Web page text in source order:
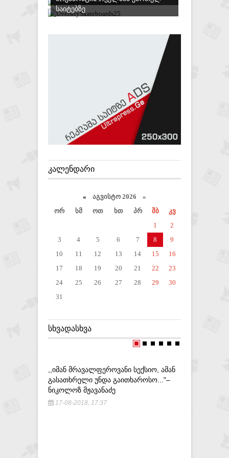
ᲡᲐᲘᲢᲔᲑᲖᲔ
ᲙᲐᲚᲔᲜᲓᲐᲠᲘ
« აგვისტო 2026 »
ორ
სმ ოთ ხთ პრ შბ
კვ
1
2
3
4 5 6 7 8
9
10
11 12 13 14 15
16
17
18 19 20 21 22
23
24
25 26 27 28 29
30
31
ᲡᲮᲕᲐᲓᲐᲡᲮᲕᲐ
,,ᲘᲛᲐᲜ ᲛᲠᲐᲕᲐᲚᲤᲔᲠᲝᲕᲐᲜᲘ ᲡᲔᲥᲡᲘᲝ, ᲐᲛᲐᲜ
ᲒᲐᲡᲐᲗᲮᲠᲔᲚᲘ ᲣᲜᲓᲐ ᲒᲐᲘᲗᲮᲐᲠᲝᲡᲝ..."–
ᲜᲘᲙᲝᲚᲝᲖ ᲛᲟᲐᲕᲐᲜᲐᲫᲔ
17-08-2018, 17:37